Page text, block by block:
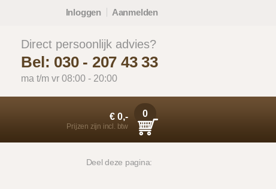
Inloggen Aanmelden
€ 0,-
Prijzen zijn incl. btw
0
Direct persoonlijk advies?
Bel: 030 - 207 43 33
ma t/m vr 08:00 - 20:00
Deel deze pagina: